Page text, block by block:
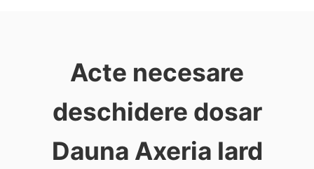
Acte necesare
deschidere dosar
Dauna Axeria Iard